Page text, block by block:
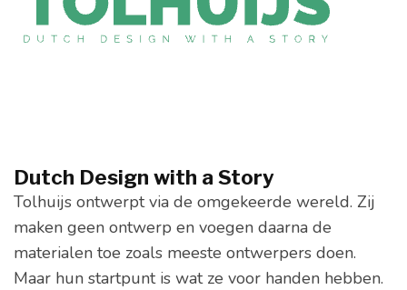
Dutch Design with a Story
Tolhuijs ontwerpt via de omgekeerde wereld. Zij
maken geen ontwerp en voegen daarna de
materialen toe zoals meeste ontwerpers doen.
Maar hun startpunt is wat ze voor handen hebben.